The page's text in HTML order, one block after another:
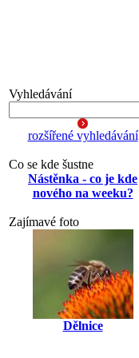
Vyhledávání
rozšířené vyhledávání
Co se kde šustne
Nástěnka - co je kde
nového na weeku?
Zajímavé foto
Dělnice